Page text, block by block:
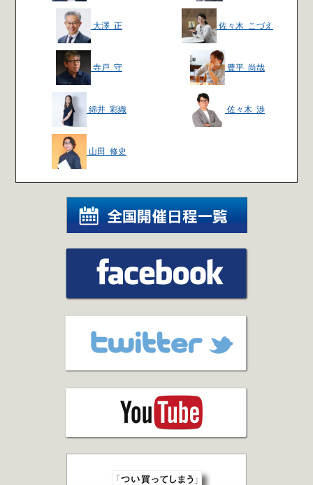
大澤 正 佐々木 こづえ
寺戸 守 豊平 尚哉
綿井 彩織 佐々木 渉
山田 修史